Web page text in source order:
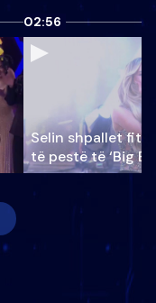
02:56
Selin shpallet
të pestë të ‘Big